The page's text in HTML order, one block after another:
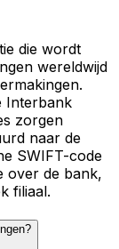
die wordt
wereldwijd
Interbank
zorgen
naar de
SWIFT-code
over de bank,
filiaal.